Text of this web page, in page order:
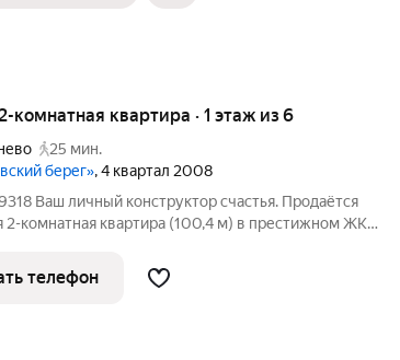
2-комнатная квартира · 1 этаж из 6
25 мин.
берег», 4 квартал 2008
Ваш личный конструктор счастья. Продаётся
2-комнатная квартира (100,4 м) в престижном ЖК
квартиру разберут за 2 недели? СВОБОДА
Квартира без
телефон